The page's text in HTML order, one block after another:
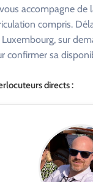
accompagne de
compris.
Luxembourg, sur
confirmer sa
directs :